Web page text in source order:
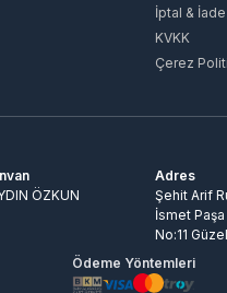
İptal & İade
KVKK
Çerez
ÖZKUN
Adres
Şehit Arif
İsmet
No:11
Ödeme Yöntemleri